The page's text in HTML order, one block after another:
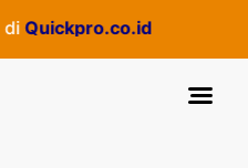
Quickpro.co.id